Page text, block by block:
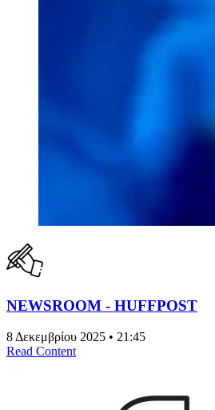
NEWSROOM - HUFFPOST
8 Δεκεμβρίου 2025 • 21:45
Read Content